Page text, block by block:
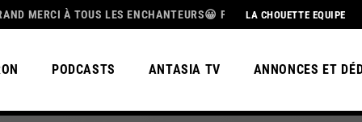
À TOUS LES ENCHANTEURS😀 POUR CETTE MAGNIFIQUE SAISON 3,
LA CHOUETTE EQUIPE
PODCASTS ANTASIA TV ANNONCES ET